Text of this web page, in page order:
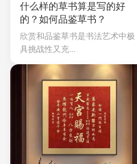
什么样的草书算是写的好
的？如何品鉴草书？
欣赏和品鉴草书是书法艺术中极
具挑战性又充...